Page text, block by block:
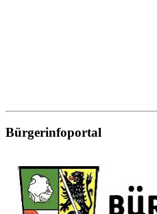
Bürgerinfoportal